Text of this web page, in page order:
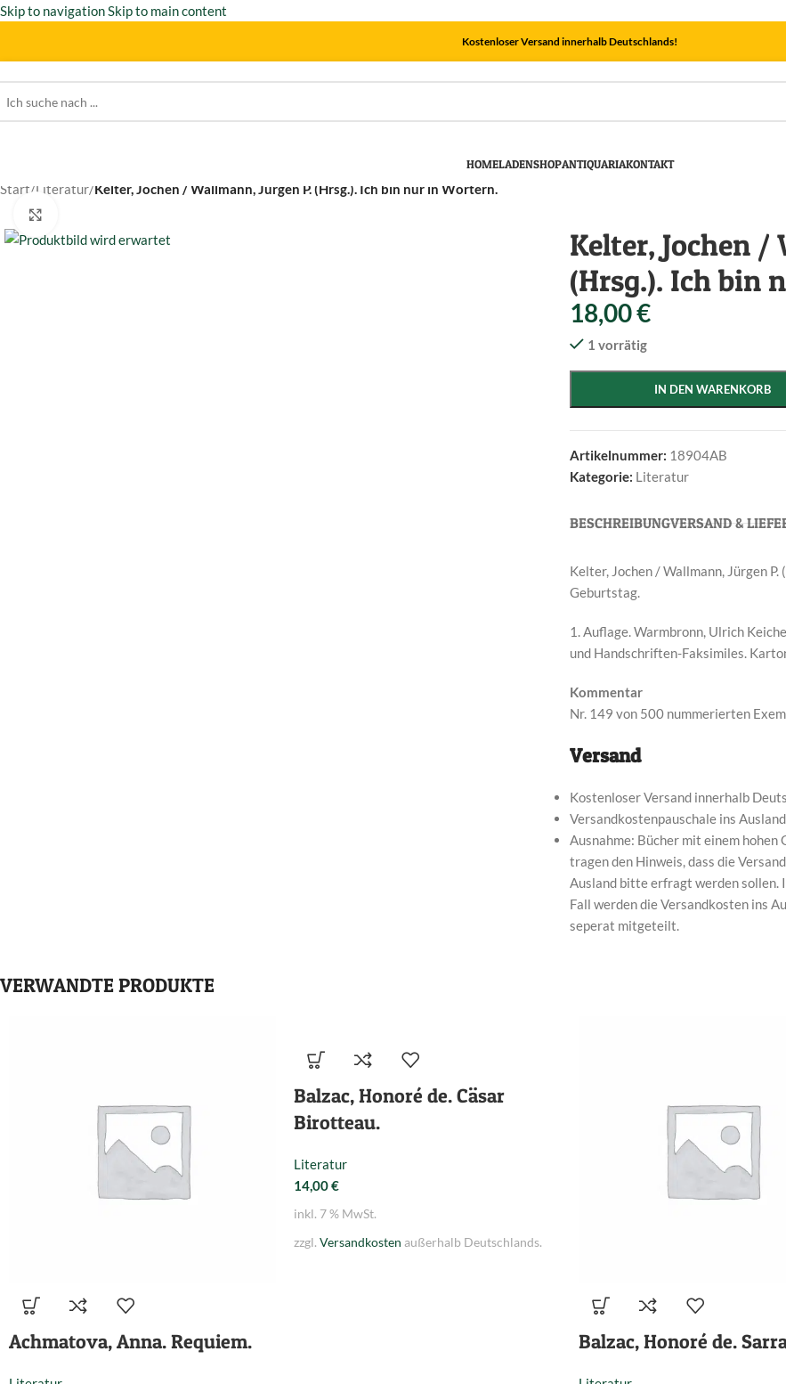
Skip to navigationSkip to main content
Kostenloser Versand innerhalb Deutschlands!
HOMELADENSHOPANTIQUARIAKONTAKT
Start/Literatur/Kelter, Jochen / Wallmann, Jürgen P. (Hrsg.). Ich bin nur in Wörtern.
Kelter, Jochen /
(Hrsg.). Ich bin
18,00€
1 vorrätig
IN DEN WARENKORB
Artikelnummer: 18904AB
Kategorie: Literatur
BESCHREIBUNGVERSAND &
Kelter, Jochen / Wallmann, Jürgen
Geburtstag.
1. Auflage. Warmbronn, Ulrich
und Handschriften-Faksimiles.
Kommentar
Nr. 149 von 500 nummerierten
Versand
Kostenloser Versand innerhalb
Versandkostenpauschale ins
Ausnahme: Bücher mit einem hohen
tragen den Hinweis, dass die
Ausland bitte erfragt werden sollen.
Fall werden die Versandkosten ins
seperat mitgeteilt.
VERWANDTE PRODUKTE
Achmatova, Anna. Requiem.
Balzac, Honoré de. Cäsar
Birotteau.
Literatur
14,00€
inkl. 7 % MwSt.
zzgl. Versandkosten außerhalb Deutschlands.
Balzac, Honoré de.